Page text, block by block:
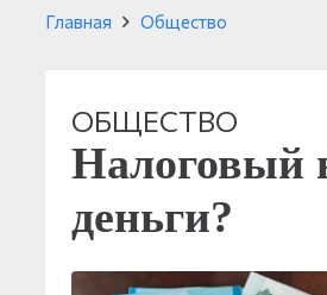
Главная Общество
ОБЩЕСТВО
Налоговый
деньги?